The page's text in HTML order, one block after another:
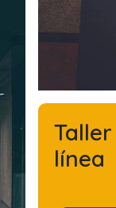
Taller
línea